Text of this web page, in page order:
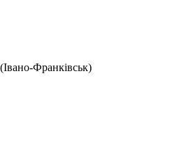
Франківськ)